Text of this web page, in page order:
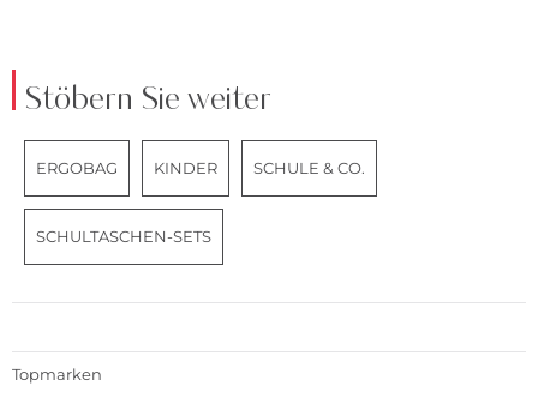
Stöbern Sie weiter
ERGOBAG KINDER SCHULE & CO.
SCHULTASCHEN-SETS
Topmarken